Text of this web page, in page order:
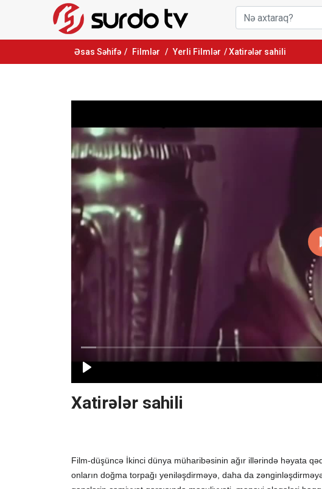
Əsas Səhifə / Filmlər / Yerli Filmlər / Xatirələr sahili
Xatirələr sahili
Film-düşüncə İkinci dünya müharibəsinin ağır illərində həyata
onların doğma torpağı yeniləşdirməyə, daha da